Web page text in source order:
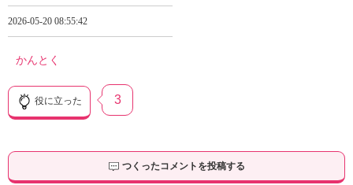
2026-05-20 08:55:42
かんとく
役に立った 3
つくったコメントを投稿する